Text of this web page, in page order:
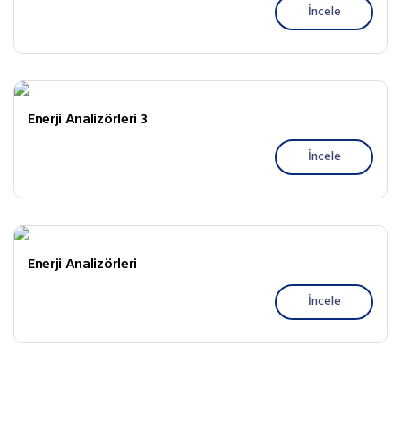
İncele
Enerji Analizörleri 3
İncele
Enerji Analizörleri
İncele